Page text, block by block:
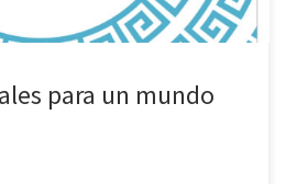
para un mundo